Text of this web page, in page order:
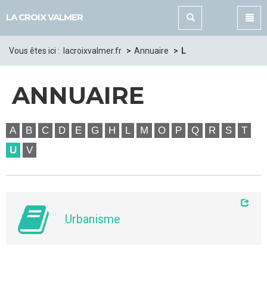
LA CROIX VALMER
Vous êtes ici : lacroixvalmer.fr Annuaire L
ANNUAIRE
A B C D E G H L M O P Q R S
T
U
V
Urbanisme